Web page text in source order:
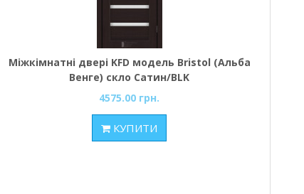
Міжкімнатні двері KFD модель Bristol (Альба
Венге) скло Сатин/BLK
4575.00 грн.
КУПИТИ